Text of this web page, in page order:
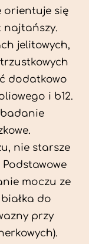
się
najtańszy.
jelitowych,
dodatkowo
i b12.
nie starsze
moczu ze
do
przy